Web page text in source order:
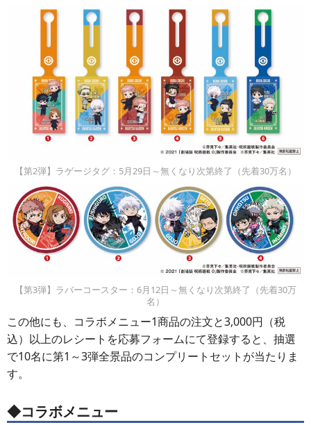
【第2弾】ラゲージタグ：5月29日～無くなり次第終了（先着30万名）
【第3弾】ラバーコースター：6月12日～無くなり次第終了（先着30万
名）
この他にも、コラボメニュー1商品の注文と3,000円（税
込）以上のレシートを応募フォームにて登録すると、抽選
で10名に第1～3弾全景品のコンプリートセットが当たりま
す。
◆コラボメニュー